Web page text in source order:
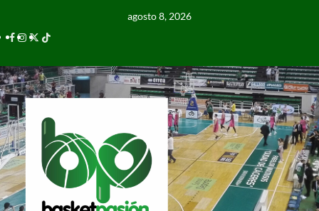
agosto 8, 2026